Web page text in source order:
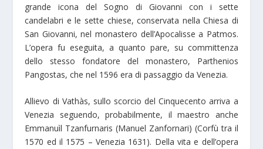
grande icona del Sogno di Giovanni con i sette
candelabri e le sette chiese, conservata nella Chiesa di
San Giovanni, nel monastero dell’Apocalisse a Patmos.
L’opera fu eseguita, a quanto pare, su committenza
dello stesso fondatore del monastero, Parthenios
Pangostas, che nel 1596 era di passaggio da Venezia.
Allievo di Vathàs, sullo scorcio del Cinquecento arriva a
Venezia seguendo, probabilmente, il maestro anche
Emmanuìl Tzanfurnaris (Manuel Zanfornari) (Corfù tra il
1570 ed il 1575 – Venezia 1631). Della vita e dell’opera